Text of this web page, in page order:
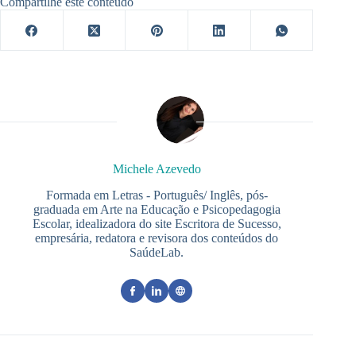
Michele Azevedo
Formada em Letras - Português/ Inglês, pós-
graduada em Arte na Educação e Psicopedagogia
Escolar, idealizadora do site Escritora de Sucesso,
empresária, redatora e revisora dos conteúdos do
SaúdeLab.